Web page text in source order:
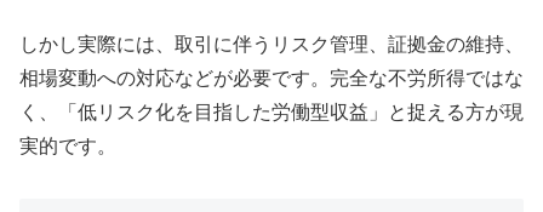
しかし実際には、取引に伴うリスク管理、証拠金の維持、
相場変動への対応などが必要です。完全な不労所得ではな
く、「低リスク化を目指した労働型収益」と捉える方が現
実的です。